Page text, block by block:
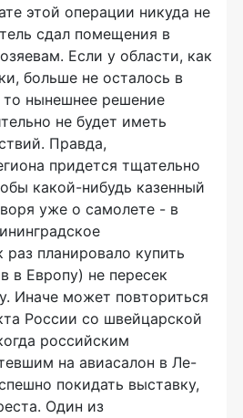
этой операции никуда не
сдал помещения в
Если у области, как
больше не осталось в
нынешнее решение
не будет иметь
Правда,
придется тщательно
какой-нибудь казенный
уже о самолете - в
раз планировало купить
в Европу) не пересек
Иначе может повториться
России со швейцарской
российским
на авиасалон в Ле-
покидать выставку,
Один из